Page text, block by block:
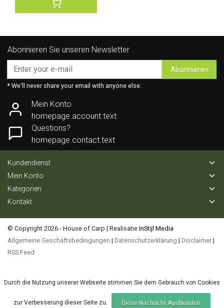
Abonnieren Sie unseren Newsletter
Abonnieren
* We'll never share your email with anyone else.
Mein Konto
homepage.account.text
Questions?
homepage.contact.text
Kundendienst
Mein Konto
Kategorien
Kontakt
© Copyright 2026 - House of Carp | Realisatie InStijl Media
Allgemeine Geschäftsbedingungen | Datenschutzerklärung | Disclaimer |
RSS Feed
Durch die Nutzung unserer Webseite stimmen Sie dem Gebrauch von Cookies
zur Verbesserung dieser Seite zu. Diese Nachricht Ausblenden